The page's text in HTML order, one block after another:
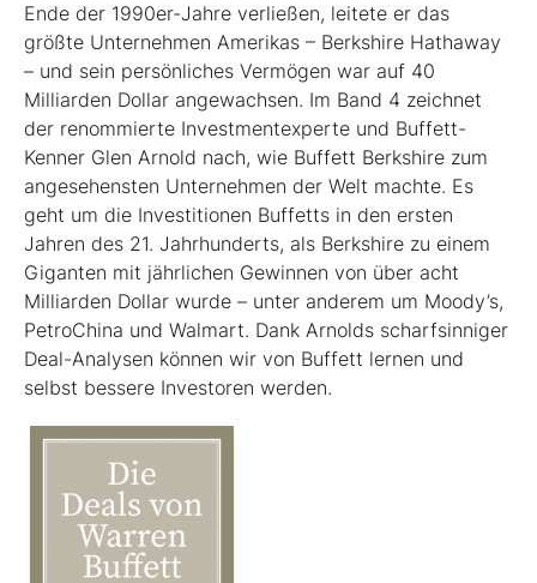
Ende der 1990er-Jahre verließen, leitete er das
größte Unternehmen Amerikas – Berkshire Hathaway
– und sein persönliches Vermögen war auf 40
Milliarden Dollar angewachsen. Im Band 4 zeichnet
der renommierte Investmentexperte und Buffett-
Kenner Glen Arnold nach, wie Buffett Berkshire zum
angesehensten Unternehmen der Welt machte. Es
geht um die Investitionen Buffetts in den ersten
Jahren des 21. Jahrhunderts, als Berkshire zu einem
Giganten mit jährlichen Gewinnen von über acht
Milliarden Dollar wurde – unter anderem um Moody’s,
PetroChina und Walmart. Dank Arnolds scharfsinniger
Deal-Analysen können wir von Buffett lernen und
selbst bessere Investoren werden.